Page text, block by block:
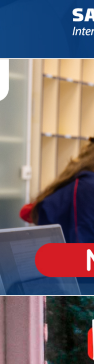
dias
School